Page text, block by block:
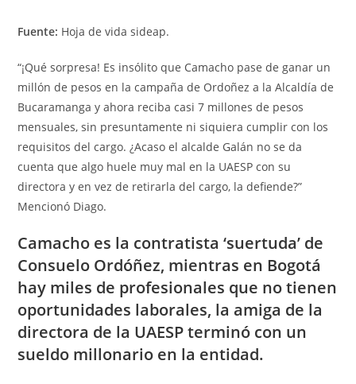
Fuente: Hoja de vida sideap.
“¡Qué sorpresa! Es insólito que Camacho pase de ganar un
millón de pesos en la campaña de Ordoñez a la Alcaldía de
Bucaramanga y ahora reciba casi 7 millones de pesos
mensuales, sin presuntamente ni siquiera cumplir con los
requisitos del cargo. ¿Acaso el alcalde Galán no se da
cuenta que algo huele muy mal en la UAESP con su
directora y en vez de retirarla del cargo, la defiende?”
Mencionó Diago.
Camacho es la contratista ‘suertuda’ de
Consuelo Ordóñez, mientras en Bogotá
hay miles de profesionales que no tienen
oportunidades laborales, la amiga de la
directora de la UAESP terminó con un
sueldo millonario en la entidad.